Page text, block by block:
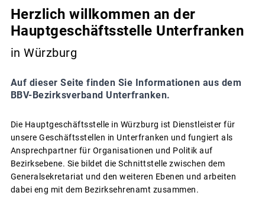
Herzlich willkommen an der
Hauptgeschäftsstelle Unterfranken
in Würzburg
Auf dieser Seite finden Sie Informationen aus dem
BBV-Bezirksverband Unterfranken.
Die Hauptgeschäftsstelle in Würzburg ist Dienstleister für
unsere Geschäftsstellen in Unterfranken und fungiert als
Ansprechpartner für Organisationen und Politik auf
Bezirksebene. Sie bildet die Schnittstelle zwischen dem
Generalsekretariat und den weiteren Ebenen und arbeiten
dabei eng mit dem Bezirksehrenamt zusammen.